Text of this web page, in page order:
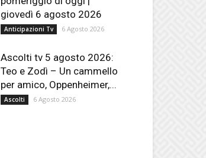
giovedì 6 agosto 2026
Anticipazioni Tv 6 Agosto 2026
Ascolti tv 5 agosto 2026:
Teo e Zodì – Un cammello
per amico, Oppenheimer,...
Ascolti 6 Agosto 2026